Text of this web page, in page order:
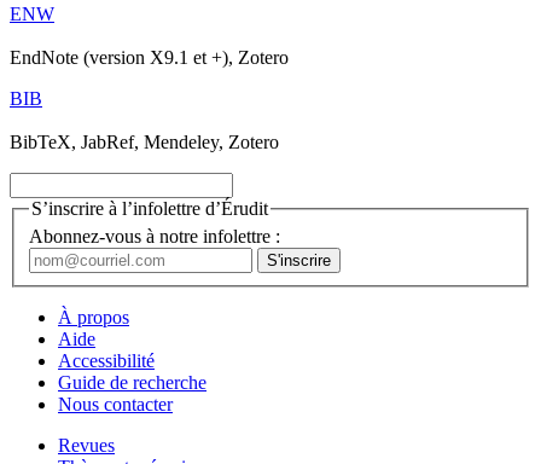
ENW
EndNote (version X9.1 et +), Zotero
BIB
BibTeX, JabRef, Mendeley, Zotero
S’inscrire à l’infolettre d’Érudit
Abonnez-vous à notre infolettre :
À propos
Aide
Accessibilité
Guide de recherche
Nous contacter
Revues